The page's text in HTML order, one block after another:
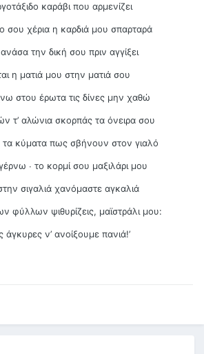
καράβι που αρμενίζει
σου χέρια η καρδιά μου σπαρταρά
την δική σου πριν αγγίξει
η ματιά μου στην ματιά σου
στου έρωτα τις δίνες μην χαθώ
τ’ αλώνια σκορπάς τα όνειρα σου
κύματα πως σβήνουν στον γιαλό
∙ το κορμί σου μαξιλάρι μου
σιγαλιά χανόμαστε αγκαλιά
φύλλων ψιθυρίζεις, μαϊστράλι μου:
άγκυρες ν’ ανοίξουμε πανιά!’